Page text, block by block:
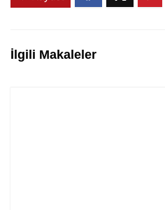
İlgili Makaleler